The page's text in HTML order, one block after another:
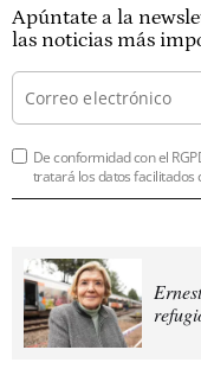
Apúntate a la
las noticias más
De conformidad con el
tratará los datos facilitados